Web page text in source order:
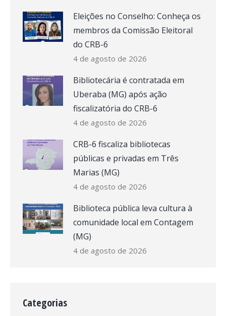
Eleições no Conselho: Conheça os
membros da Comissão Eleitoral
do CRB-6
4 de agosto de 2026
Bibliotecária é contratada em
Uberaba (MG) após ação
fiscalizatória do CRB-6
4 de agosto de 2026
CRB-6 fiscaliza bibliotecas
públicas e privadas em Três
Marias (MG)
4 de agosto de 2026
Biblioteca pública leva cultura à
comunidade local em Contagem
(MG)
4 de agosto de 2026
Categorias